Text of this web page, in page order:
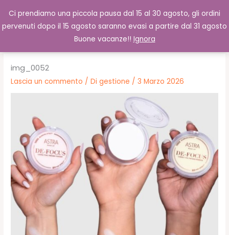
Ci prendiamo una piccola pausa dal 15 al 30 agosto, gli ordini
pervenuti dopo il 15 agosto saranno evasi a partire dal 31 agosto
Buone vacanze!! Ignora
contenuto
0,00€ Cerca
img_0052
Lascia un commento / Digestione /3 Marzo 2026